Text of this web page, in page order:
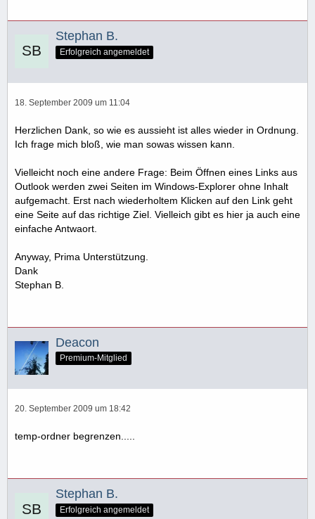
Stephan B.
Erfolgreich angemeldet
18. September 2009 um 11:04
Herzlichen Dank, so wie es aussieht ist alles wieder in Ordnung.
Ich frage mich bloß, wie man sowas wissen kann.
Vielleicht noch eine andere Frage: Beim Öffnen eines Links aus
Outlook werden zwei Seiten im Windows-Explorer ohne Inhalt
aufgemacht. Erst nach wiederholtem Klicken auf den Link geht
eine Seite auf das richtige Ziel. Vielleich gibt es hier ja auch eine
einfache Antwaort.
Anyway, Prima Unterstützung.
Dank
Stephan B.
Deacon
Premium-Mitglied
20. September 2009 um 18:42
temp-ordner begrenzen.....
Stephan B.
Erfolgreich angemeldet